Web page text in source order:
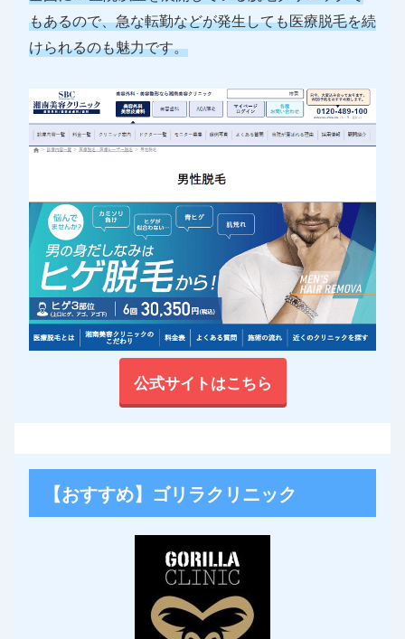
もあるので、急な転勤などが発生しても医療脱毛を続
けられるのも魅力です。
公式サイトはこちら
【おすすめ】ゴリラクリニック